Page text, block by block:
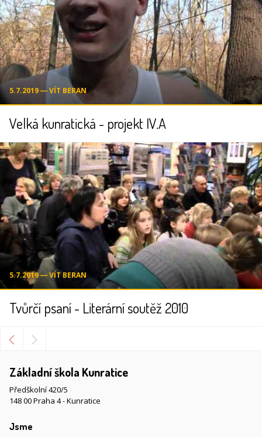
5.7.2019 ― VÍT BERAN
Velká kunratická - projekt IV.A
5.7.2019 ― VÍT BERAN
Tvůrčí psaní - Literární soutěž 2010
Základní škola Kunratice
Předškolní 420/5
148 00 Praha 4 - Kunratice
Jsme